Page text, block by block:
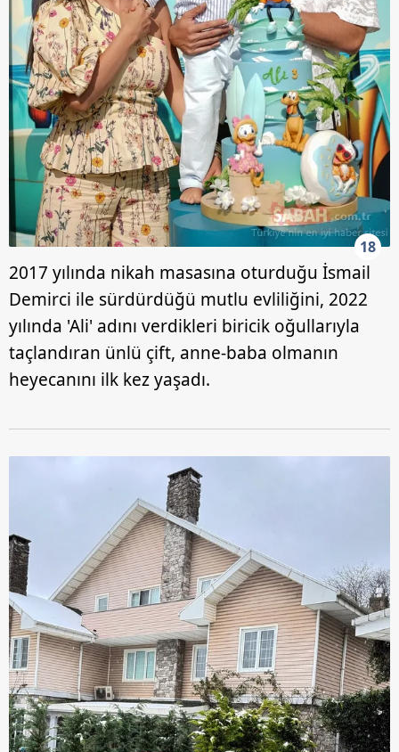
18
2017 yılında nikah masasına oturduğu İsmail
Demirci ile sürdürdüğü mutlu evliliğini, 2022
yılında 'Ali' adını verdikleri biricik oğullarıyla
taçlandıran ünlü çift, anne-baba olmanın
heyecanını ilk kez yaşadı.